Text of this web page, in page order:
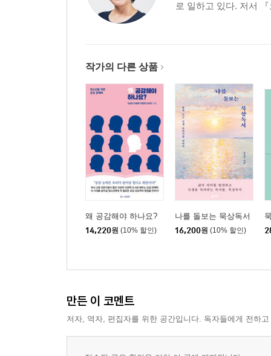
로 일하고 있다. 저서
작가의 다른 상품
왜 공감해야 하나요?
14,220원 (10% 할인)
나를 돌보는 묵상독서
16,200원 (10% 할인)
만든 이 코멘트
저자, 역자, 편집자를 위한 공간입니다. 독자들에게 전하